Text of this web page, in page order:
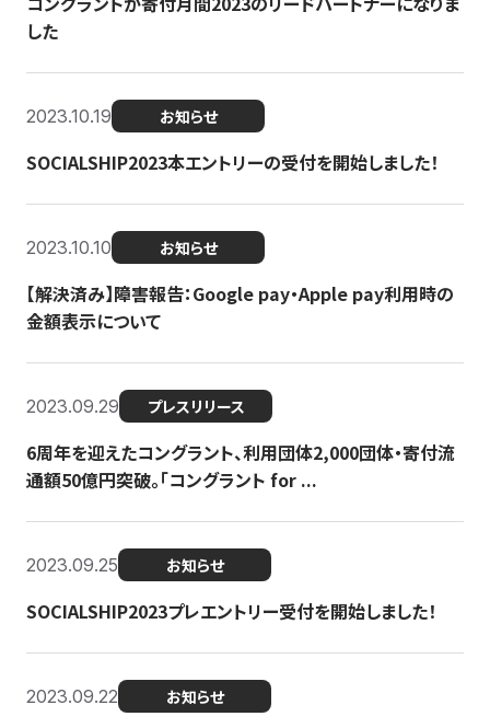
した
2023.10.19 お知らせ
SOCIALSHIP2023本エントリーの受付を開始しました！
2023.10.10 お知らせ
【解決済み】障害報告：Google pay・Apple pay利用時の
金額表示について
2023.09.29 プレスリリース
6周年を迎えたコングラント、利用団体2,000団体・寄付流
通額50億円突破。「コングラント for ...
2023.09.25 お知らせ
SOCIALSHIP2023プレエントリー受付を開始しました！
2023.09.22 お知らせ